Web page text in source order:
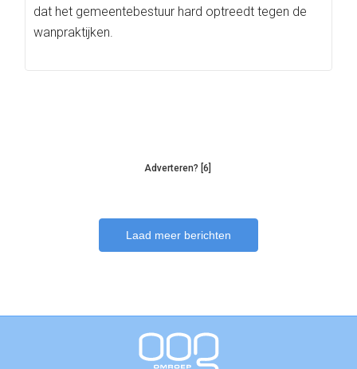
dat het gemeentebestuur hard optreedt tegen de
wanpraktijken.
Adverteren? [6]
Laad meer berichten